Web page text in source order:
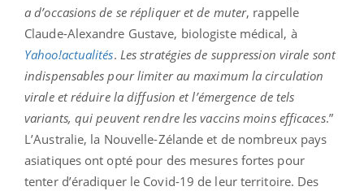
a d’occasions de se répliquer et de muter, rappelle
Claude-Alexandre Gustave, biologiste médical, à
Yahoo!actualités. Les stratégies de suppression virale sont
indispensables pour limiter au maximum la circulation
virale et réduire la diffusion et l’émergence de tels
variants, qui peuvent rendre les vaccins moins efficaces.”
L’Australie, la Nouvelle-Zélande et de nombreux pays
asiatiques ont opté pour des mesures fortes pour
tenter d’éradiquer le Covid-19 de leur territoire. Des